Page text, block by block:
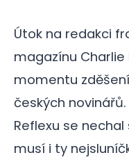
Útok na redakci
magazínu
momentu
českých novinářů.
Reflexu se
musí i ty